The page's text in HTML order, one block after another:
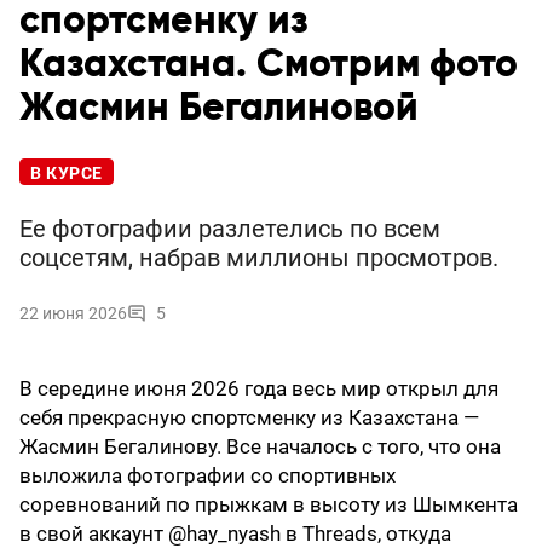
спортсменку из
Казахстана. Смотрим фото
Жасмин Бегалиновой
В КУРСЕ
Ее фотографии разлетелись по всем
соцсетям, набрав миллионы просмотров.
22 июня 2026 5
В середине июня 2026 года весь мир открыл для
себя прекрасную спортсменку из Казахстана —
Жасмин Бегалинову. Все началось с того, что она
выложила фотографии со спортивных
соревнований по прыжкам в высоту из Шымкента
в свой аккаунт @hay_nyash в Threads, откуда